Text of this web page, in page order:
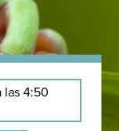
las 4:50